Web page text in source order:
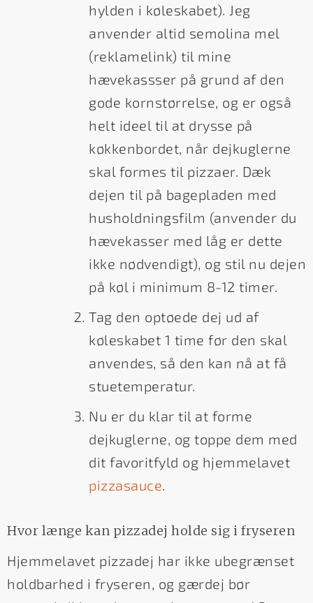
hylden i køleskabet). Jeg
anvender altid semolina mel
(reklamelink) til mine
hævekassser på grund af den
gode kornstørrelse, og er også
helt ideel til at drysse på
køkkenbordet, når dejkuglerne
skal formes til pizzaer. Dæk
dejen til på bagepladen med
husholdningsfilm (anvender du
hævekasser med låg er dette
ikke nødvendigt), og stil nu dejen
på køl i minimum 8-12 timer.
Tag den optøede dej ud af
køleskabet 1 time før den skal
anvendes, så den kan nå at få
stuetemperatur.
Nu er du klar til at forme
dejkuglerne, og toppe dem med
dit favoritfyld og hjemmelavet
pizzasauce
Hvor længe kan pizzadej holde sig i fryseren
Hjemmelavet pizzadej har ikke ubegrænset
holdbarhed i fryseren, og gærdej bør